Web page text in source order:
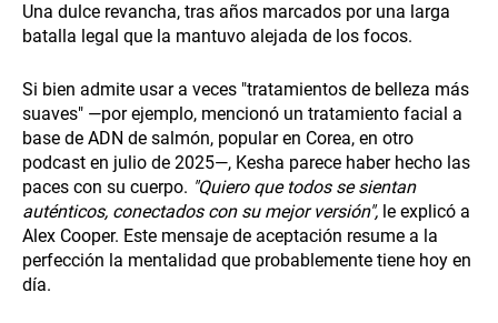
Una dulce revancha, tras años marcados por una larga
batalla legal que la mantuvo alejada de los focos.
Si bien admite usar a veces "tratamientos de belleza más
suaves" —por ejemplo, mencionó un tratamiento facial a
base de ADN de salmón, popular en Corea, en otro
podcast en julio de 2025—, Kesha parece haber hecho las
paces con su cuerpo. "Quiero que todos se sientan
auténticos, conectados con su mejor versión", le explicó a
Alex Cooper. Este mensaje de aceptación resume a la
perfección la mentalidad que probablemente tiene hoy en
día.